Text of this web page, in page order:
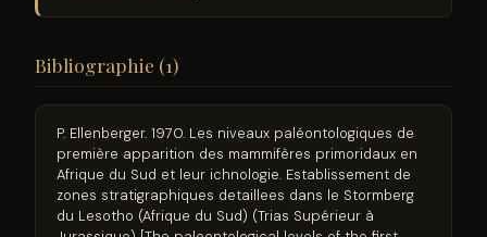
Bibliographie (1)
P. Ellenberger. 1970. Les niveaux paléontologiques de
première apparition des mammifères primoridaux en
Afrique du Sud et leur ichnologie. Establissement de
zones stratigraphiques detaillees dans le Stormberg
du Lesotho (Afrique du Sud) (Trias Supérieur à